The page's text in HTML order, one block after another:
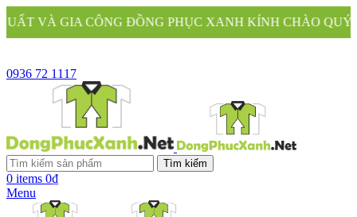
ĐỒNG PHỤC XANH KÍNH CHÀO QUÝ KHÁCH
0936 72 1117
Tìm kiếm
0 items 0₫
Menu